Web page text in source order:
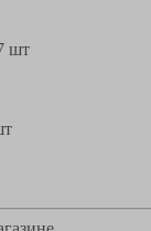
шт